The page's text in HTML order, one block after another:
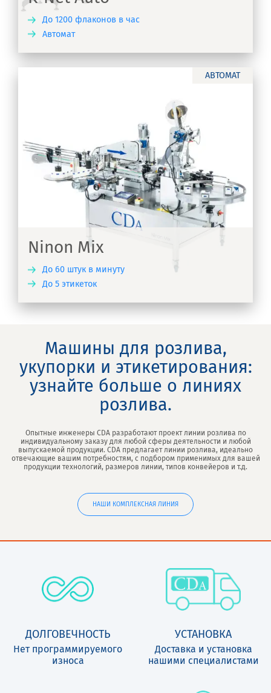
До 1200 флаконов в час
Автомат
АВТОМАТ
Ninon Mix
До 60 штук в минуту
До 5 этикеток
Машины для розлива,
укупорки и этикетирования:
узнайте больше о линиях
розлива.
Опытные инженеры CDA разработают проект линии розлива по
индивидуальному заказу для любой сферы деятельности и любой
выпускаемой продукции. CDA предлагает линии розлива, идеально
отвечающие вашим потребностям, с подбором применимых для вашей
продукции технологий, размеров линии, типов конвейеров и т.д.
НАШИ КОМПЛЕКСНАЯ ЛИНИЯ
ДОЛГОВЕЧНОСТЬ
Нет программируемого
износа
УСТАНОВКА
Доставка и установка
нашими специалистами